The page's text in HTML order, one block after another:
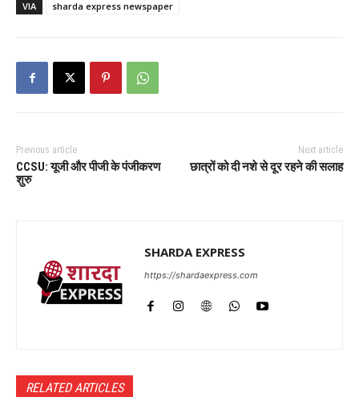
VIA sharda express newspaper
Previous article
CCSU: यूजी और पीजी के पंजीकरण
शुरु
Next article
छात्रों को दी नशे से दूर रहने की सलाह
SHARDA EXPRESS
https://shardaexpress.com
RELATED ARTICLES